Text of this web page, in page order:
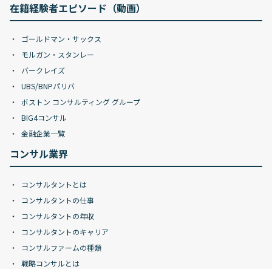
在籍経験者エピソード（動画）
ゴールドマン・サックス
モルガン・スタンレー
バークレイズ
UBS/BNPパリバ
ボストン コンサルティング グループ
BIG4コンサル
金融企業一覧
コンサル業界
コンサルタントとは
コンサルタントの仕事
コンサルタントの年収
コンサルタントのキャリア
コンサルファームの種類
戦略コンサルとは